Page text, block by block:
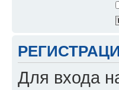
Для входа